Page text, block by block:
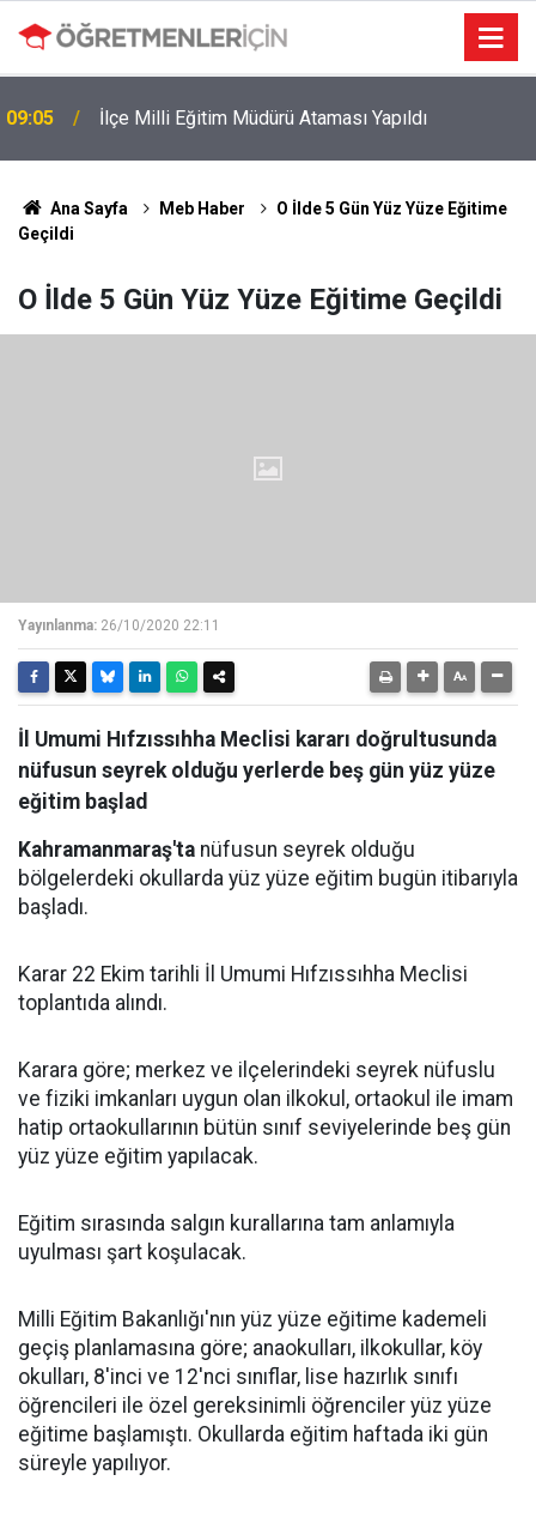
19:00
MEB e-Kayıt Sonuçları e-Devlet'te: İşte Sorgulama
Ekranı ve Nakil Detayları
Ana Sayfa Meb Haber
O İlde 5 Gün Yüz Yüze Eğitime
Geçildi
O İlde 5 Gün Yüz Yüze Eğitime Geçildi
Yayınlanma: 26/10/2020 22:11
İl Umumi Hıfzıssıhha Meclisi kararı doğrultusunda
nüfusun seyrek olduğu yerlerde beş gün yüz yüze
eğitim başlad
Kahramanmaraş'ta nüfusun seyrek olduğu
bölgelerdeki okullarda yüz yüze eğitim bugün itibarıyla
başladı.
Karar 22 Ekim tarihli İl Umumi Hıfzıssıhha Meclisi
toplantıda alındı.
Karara göre; merkez ve ilçelerindeki seyrek nüfuslu
ve fiziki imkanları uygun olan ilkokul, ortaokul ile imam
hatip ortaokullarının bütün sınıf seviyelerinde beş gün
yüz yüze eğitim yapılacak.
Eğitim sırasında salgın kurallarına tam anlamıyla
uyulması şart koşulacak.
Milli Eğitim Bakanlığı'nın yüz yüze eğitime kademeli
geçiş planlamasına göre; anaokulları, ilkokullar, köy
okulları, 8'inci ve 12'nci sınıflar, lise hazırlık sınıfı
öğrencileri ile özel gereksinimli öğrenciler yüz yüze
eğitime başlamıştı. Okullarda eğitim haftada iki gün
süreyle yapılıyor.